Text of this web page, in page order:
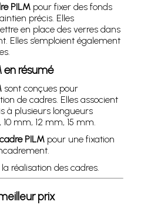
PILM pour fixer des fonds
précis. Elles
en place des verres dans
Elles s’emploient également
en résumé
sont conçues pour
de cadres. Elles associent
à plusieurs longueurs
mm, 12 mm, 15 mm.
PILM pour une fixation
réalisation des cadres.
prix